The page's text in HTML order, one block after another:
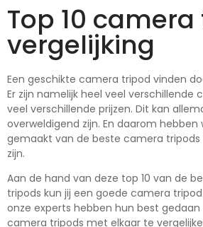
Top 10
vergelijking
Een geschikte camera tripod vinden
Er zijn namelijk heel veel verschillende
veel verschillende prijzen. Dit kan
overweldigend zijn. En daarom hebben
gemaakt van de beste camera
zijn.
Aan de hand van deze top 10 van de
tripods kun jij een goede camera
onze experts hebben hun best
camera tripods met elkaar te